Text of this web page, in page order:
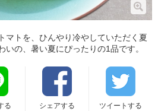
マトを、ひんやり冷やしていただく夏
いの、暑い夏にぴったりの1品です。
る シェアする ツイートする